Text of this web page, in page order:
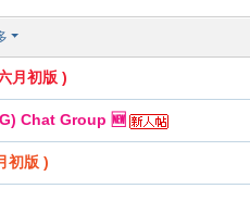
月初版 )
Chat Group 🆕
初版 )